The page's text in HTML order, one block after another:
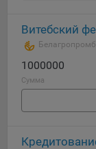
Витебский
1000000
Сумма